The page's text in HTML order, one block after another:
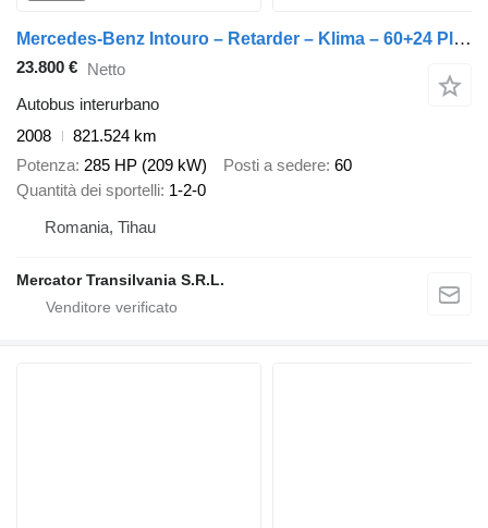
Mercedes-Benz Intouro – Retarder – Klima – 60+24 Plätze
23.800 € Netto
Autobus interurbano
2008
821.524 km
Potenza 285 HP (209 kW) Posti a sedere 60
Quantità dei sportelli 1-2-0
Romania, Tihau
Mercator Transilvania S.R.L.